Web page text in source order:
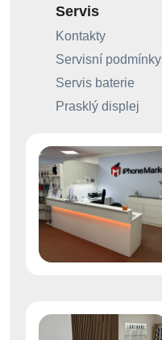
Servis
Kontakty
Servisní podmínky
Servis baterie
Prasklý displej